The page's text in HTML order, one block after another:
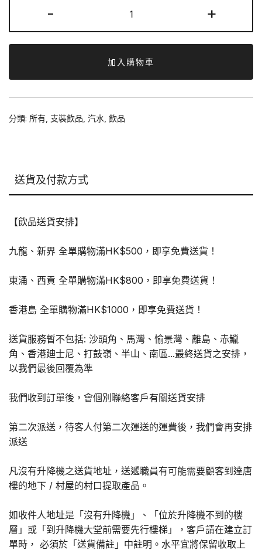
-
碧
檸
檬
茶
味
+
加入購物車
分類: 所有, 支裝飲品, 汽水, 飲品
送貨及付款方式
【飲品送貨安排】
九龍、新界 全單購物滿HK$500，即享免費送貨！
東涌、西貢 全單購物滿HK$800，即享免費送貨！
香港島 全單購物滿HK$1000，即享免費送貨！
送貨服務暫不包括: 沙頭角、馬灣、愉景灣、離島、赤鱲
角、香港廸士尼、打鼓嶺、半山、南區...最終送貨之安排，
以我們最後回覆為準
我們收到訂單後，會個別聯絡客戶有關送貨安排
第二次派送，待客人付第二次運送的運費後，我們會再安排
派送
凡沒有升降機之送貨地址，送遞職員有可能需要顧客到達唐
樓的地下 / 村屋的村口提取產品。
如收件人地址是「沒有升降機」、「位於升降機不到的樓
層」或「到升降機大堂前需要先行樓梯」，客戶請在建立訂
單時， 必須於「送貨備註」中註明。水平宜將保留收取上